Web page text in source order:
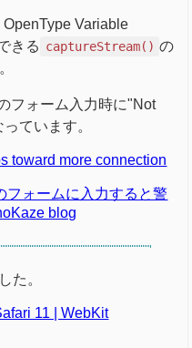
Variable
きる captureStream() の
フォーム入力時に"Not
ています。
toward more connection
フォームに入力すると警
blog
た。
11 | WebKit